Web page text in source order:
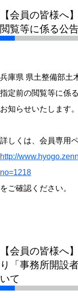
【会員の皆様へ
閲覧等に係る公
兵庫県 県土整備部土
指定前の閲覧等に係
お知らせいたします。
詳しくは、会員専用
http://
no=1218
をご確認ください。
【会員の皆様へ
り「事務所開設
いて